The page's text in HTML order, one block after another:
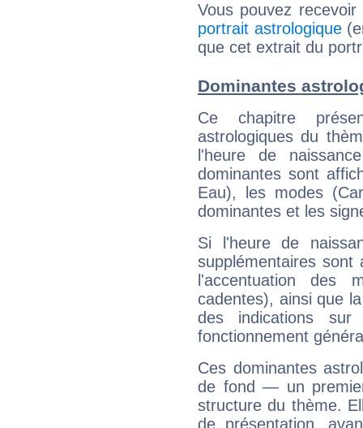
Vous pouvez
portrait astrologique
que cet extrait du
Dominantes
Ce chapitre
astrologiques du
l'heure de
dominantes sont
Eau), les modes
dominantes et les
Si l'heure de
supplémentaires sont
l'accentuation des
cadentes), ainsi que
des indications sur
fonctionnement
Ces dominantes
de fond — un
structure du thème.
de présentation,